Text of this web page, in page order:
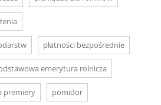
płatności bezpośrednie
emerytura rolnicza
premiery pomidor